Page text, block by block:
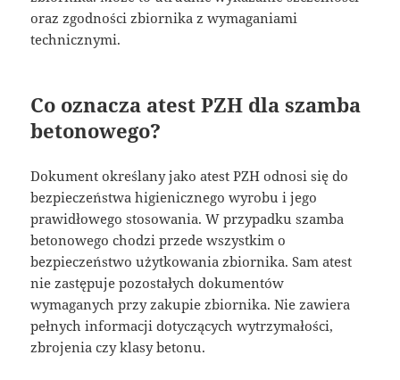
oraz zgodności zbiornika z wymaganiami
technicznymi.
Co oznacza atest PZH dla szamba
betonowego?
Dokument określany jako atest PZH odnosi się do
bezpieczeństwa higienicznego wyrobu i jego
prawidłowego stosowania. W przypadku szamba
betonowego chodzi przede wszystkim o
bezpieczeństwo użytkowania zbiornika. Sam atest
nie zastępuje pozostałych dokumentów
wymaganych przy zakupie zbiornika. Nie zawiera
pełnych informacji dotyczących wytrzymałości,
zbrojenia czy klasy betonu.